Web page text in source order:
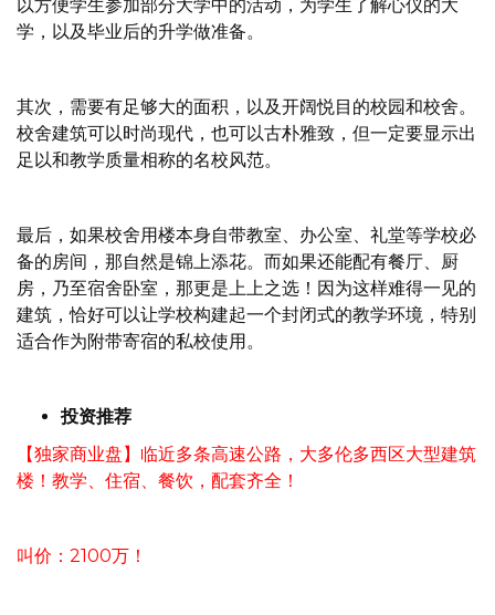
以方便学生参加部分大学中的活动，为学生了解心仪的大
学，以及毕业后的升学做准备。
其次，需要有足够大的面积，以及开阔悦目的校园和校舍。
校舍建筑可以时尚现代，也可以古朴雅致，但一定要显示出
足以和教学质量相称的名校风范。
最后，如果校舍用楼本身自带教室、办公室、礼堂等学校必
备的房间，那自然是锦上添花。而如果还能配有餐厅、厨
房，乃至宿舍卧室，那更是上上之选！因为这样难得一见的
建筑，恰好可以让学校构建起一个封闭式的教学环境，特别
适合作为附带寄宿的私校使用。
投资推荐
【独家商业盘】临近多条高速公路，大多伦多西区大型建筑
楼！教学、住宿、餐饮，配套齐全！
叫价：2100万！